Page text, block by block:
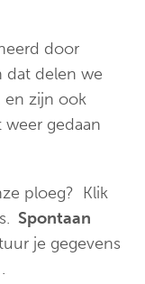
door
dat delen we
en zijn ook
gedaan
ploeg? Klik
Spontaan
je gegevens
.